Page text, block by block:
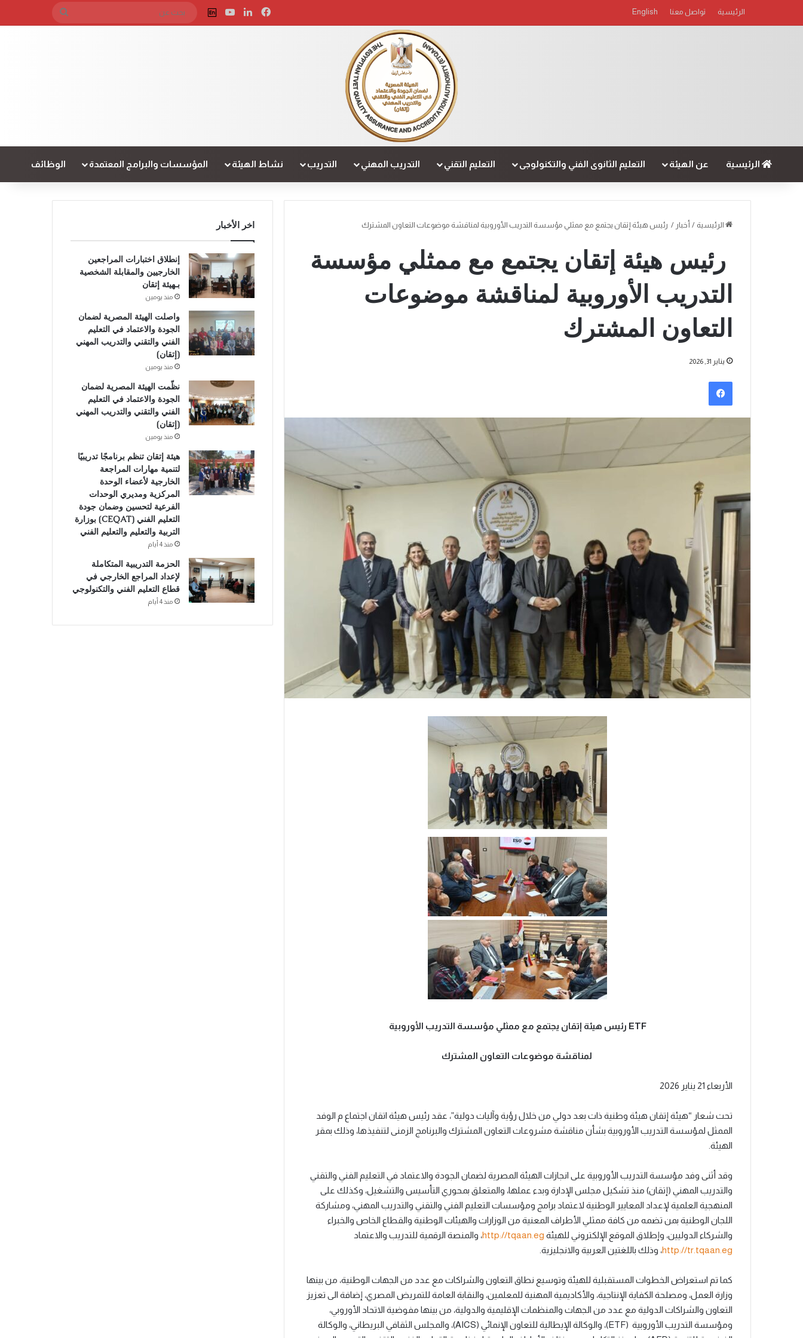
الرئيسية تواصل معنا English فيسبوكلينكدإن‫YouTube
English
الرئيسية عن الهيئة التعليم الثانوى الفني والتكنولوجى التعليم التقني التدريب المهني التدريب نشاط الهيئة المؤسسات والبرامج المعتمدة الوظائف
الرئيسية / أخبار / رئيس هيئة إتقان يجتمع مع ممثلي مؤسسة التدريب الأوروبية لمناقشة موضوعات التعاون المشترك
رئيس هيئة إتقان يجتمع مع ممثلي مؤسسة
التدريب الأوروبية لمناقشة موضوعات
التعاون المشترك
يناير 31, 2026
ETF رئيس هيئة إتقان يجتمع مع ممثلي مؤسسة التدريب الأوروبية
لمناقشة موضوعات التعاون المشترك
الأربعاء 21 يناير 2026
تحت شعار “هيئة إتقان هيئة وطنية ذات بعد دولي من خلال رؤية وآليات دولية”، عقد رئيس هيئة اتقان اجتماع م الوفد
الممثل لمؤسسة التدريب الأوروبية بشأن مناقشة مشروعات التعاون المشترك والبرنامج الزمنى لتنفيذها، وذلك بمقر
الهيئة.
وقد أثنى وفد مؤسسة التدريب الأوروبية على انجازات الهيئة المصرية لضمان الجودة والاعتماد في التعليم الفني والتقني
والتدريب المهني (إتقان) منذ تشكيل مجلس الإدارة وبدء عملها، والمتعلق بمحوري التأسيس والتشغيل، وكذلك على
المنهجية العلمية لإعداد المعايير الوطنية لاعتماد برامج ومؤسسات التعليم الفني والتقني والتدريب المهني، ومشاركة
اللجان الوطنية بمن تضمه من كافة ممثلي الأطراف المعنية من الوزارات والهيئات الوطنية والقطاع الخاص والخبراء
والشركاء الدوليين، وإطلاق الموقع الإلكتروني للهيئة http://tqaan.eg، والمنصة الرقمية للتدريب والاعتماد
http://tr.tqaan.eg، وذلك باللغتين العربية والانجليزية.
كما تم استعراض الخطوات المستقبلية للهيئة وتوسيع نطاق التعاون والشراكات مع عدد من الجهات الوطنية، من بينها
وزارة العمل، ومصلحة الكفاية الإنتاجية، والأكاديمية المهنية للمعلمين، والنقابة العامة للتمريض المصري، إضافة الى تعزيز
التعاون والشراكات الدولية مع عدد من الجهات والمنظمات الإقليمية والدولية، من بينها مفوضية الاتحاد الأوروبي،
ومؤسسة التدريب الأوروبية (ETF)، والوكالة الإيطالية للتعاون الإنمائي (AICS)، والمجلس الثقافي البريطاني، والوكالة
اخر الأخبار
إنطلاق اختبارات المراجعين
الخارجيين والمقابلة الشخصية
بـهيئة إتقان
منذ يومين
واصلت الهيئة المصرية لضمان
الجودة والاعتماد في التعليم
الفني والتقني والتدريب المهني
(إتقان)
منذ يومين
نظّمت الهيئة المصرية لضمان
الجودة والاعتماد في التعليم
الفني والتقني والتدريب المهني
(إتقان)
منذ يومين
هيئة إتقان تنظم برنامجًا تدريبيًا
لتنمية مهارات المراجعة
الخارجية لأعضاء الوحدة
المركزية ومديري الوحدات
الفرعية لتحسين وضمان جودة
التعليم الفني (CEQAT) بوزارة
التربية والتعليم والتعليم الفني
منذ 4 أيام
الحزمة التدريبية المتكاملة
لإعداد المراجع الخارجي في
قطاع التعليم الفني والتكنولوجي
منذ 4 أيام